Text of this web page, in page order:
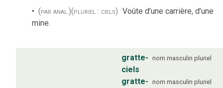
(par anal.)(pluriel : ciels) Voûte d’une carrière, d’une
mine.
gratte-
ciels
nom masculin pluriel
gratte- nom masculin pluriel